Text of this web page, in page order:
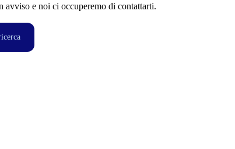
avviso e noi ci occuperemo di contattarti.